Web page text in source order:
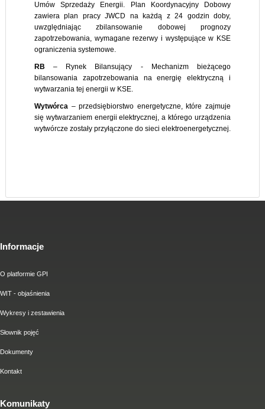
Umów Sprzedaży Energii. Plan Koordynacyjny Dobowy
zawiera plan pracy JWCD na każdą z 24 godzin doby,
uwzględniając zbilansowanie dobowej prognozy
zapotrzebowania, wymagane rezerwy i występujące w KSE
ograniczenia systemowe.
RB – Rynek Bilansujący - Mechanizm bieżącego
bilansowania zapotrzebowania na energię elektryczną i
wytwarzania tej energii w KSE.
Wytwórca– przedsiębiorstwo energetyczne, które zajmuje
się wytwarzaniem energii elektrycznej, a którego urządzenia
wytwórcze zostały przyłączone do sieci elektroenergetycznej.
Informacje
O platformie GPI
WIT - objaśnienia
Wykresy i zestawienia
Słownik pojęć
Dokumenty
Kontakt
Komunikaty